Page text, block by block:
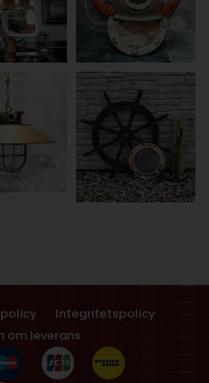
Integritetspolicy
om leverans